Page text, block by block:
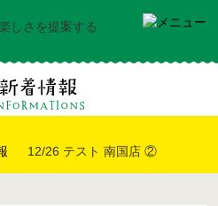
12/26 テスト 南国店 ②